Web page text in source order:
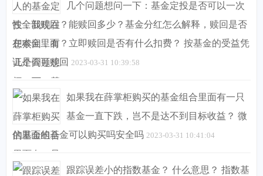
几个问题想问一下：基金定投是否可以一次
性全部赎回？能赎回多少？基金分红怎么解释，赎回是否
在本金里面？立即赎回是否有什么扣费？ 按基金的受益凭
证是否可赎回 2023-03-31 10:39:58
如果我在薛掌柜购买的基金组合里面有一只
基金一直下跌，岂不是达不到目标收益？ 微
信里面的基金可以购买吗安全吗 2023-03-31 10:41:04
跟踪误差小的指数基金？ 什么意思？ 指数基